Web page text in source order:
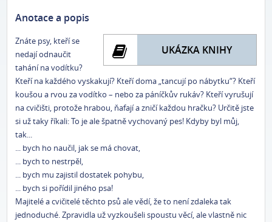
Anotace a popis
UKÁZKA KNIHY
Znáte psy, kteří se
nedají odnaučit
tahání na vodítku?
Kteří na každého vyskakují? Kteří doma „tancují po nábytku“? Kteří
koušou a rvou za vodítko – nebo za páníčkův rukáv? Kteří vyrušují
na cvičišti, protože hrabou, ňafají a zničí každou hračku? Určitě jste
si už taky říkali: To je ale špatně vychovaný pes! Kdyby byl můj,
tak...
... bych ho naučil, jak se má chovat,
... bych to nestrpěl,
... bych mu zajistil dostatek pohybu,
... bych si pořídil jiného psa!
Majitelé a cvičitelé těchto psů ale vědí, že to není zdaleka tak
jednoduché. Zpravidla už vyzkoušeli spoustu věcí, ale vlastně nic